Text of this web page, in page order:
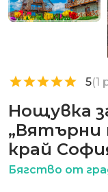
5(1
Нощувка
„Вятърни
край
Бягство от